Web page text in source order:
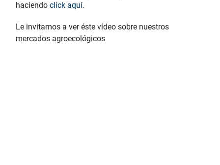
haciendo click aquí.
Le invitamos a ver éste vídeo sobre nuestros
mercados agroecológicos